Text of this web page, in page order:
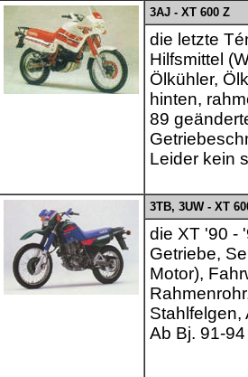
3AJ - XT 600 Z
die letzte
Hilfsmittel
Ölkühler,
hinten,
89
Leider kein
3TB, 3UW - XT
die XT '90 -
Getriebe,
Motor),
Ab Bj. 91-